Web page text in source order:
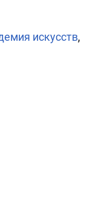
искусств,